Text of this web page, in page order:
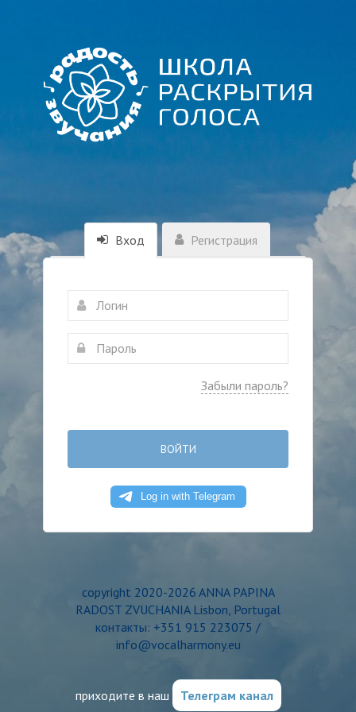
Вход Регистрация
Забыли пароль?
ВОЙТИ
copyright 2020-2026 ANNA PAPINA
RADOST ZVUCHANIA Lisbon, Portugal
контакты: +351 915 223075 /
info@vocalharmony.eu
приходите в наш Телеграм канал